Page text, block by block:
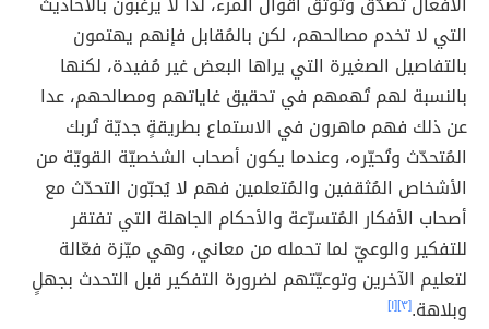
التي لا تخدم مصالحهم، لكن بالمُقابل فإنهم يهتمون
بالتفاصيل الصغيرة التي يراها البعض غير مُفيدة، لكنها
بالنسبة لهم تُهمهم في تحقيق غاياتهم ومصالحهم، عدا
عن ذلك فهم ماهرون في الاستماع بطريقةٍ جديّة تُربك
المُتحدّث وتُحيّره، وعندما يكون أصحاب الشخصيّة القويّة من
الأشخاص المُثقفين والمُتعلمين فهم لا يُحبّون التحدّث مع
أصحاب الأفكار المُتسرّعة والأحكام الجاهلة التي تفتقر
للتفكير والوعيّ لما تحمله من معاني، وهي ميّزة فعّالة
لتعليم الآخرين وتوعيّتهم لضرورة التفكير قبل التحدث بجهلٍ
وبلاهة.[٣] [١]